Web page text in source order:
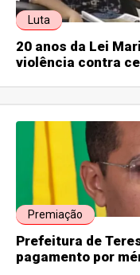
Luta
20 anos da Lei
violência contra
Premiação
Prefeitura de
pagamento por